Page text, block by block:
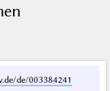
de/003384241